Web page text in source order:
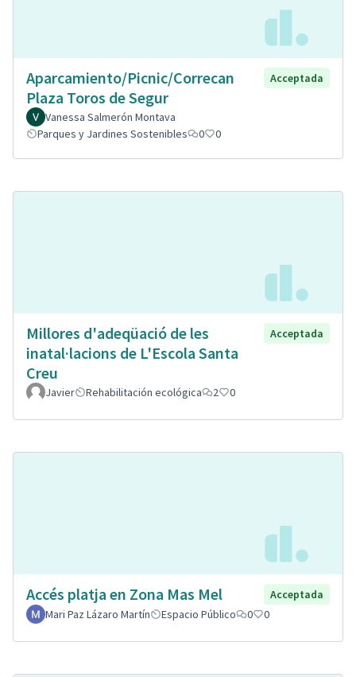
Aparcamiento/Picnic/Correcan
Plaza Toros de Segur
Acceptada
Vanessa Salmerón Montava
Parques y Jardines Sostenibles
0 0
Millores d'adeqüació de les
inatal·lacions de L'Escola Santa
Creu
Acceptada
Javier Rehabilitación ecológica 2 0
Accés platja en Zona Mas Mel
Acceptada
Mari Paz Lázaro Martín
Espacio Público 0 0